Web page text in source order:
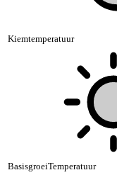
Kiemtemperatuur
BasisgroeiTemperatuur